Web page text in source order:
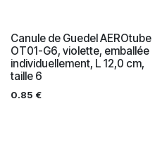
Canule de Guedel AEROtube
OT01-G6, violette, emballée
individuellement, L 12,0 cm,
taille 6
0.85 €